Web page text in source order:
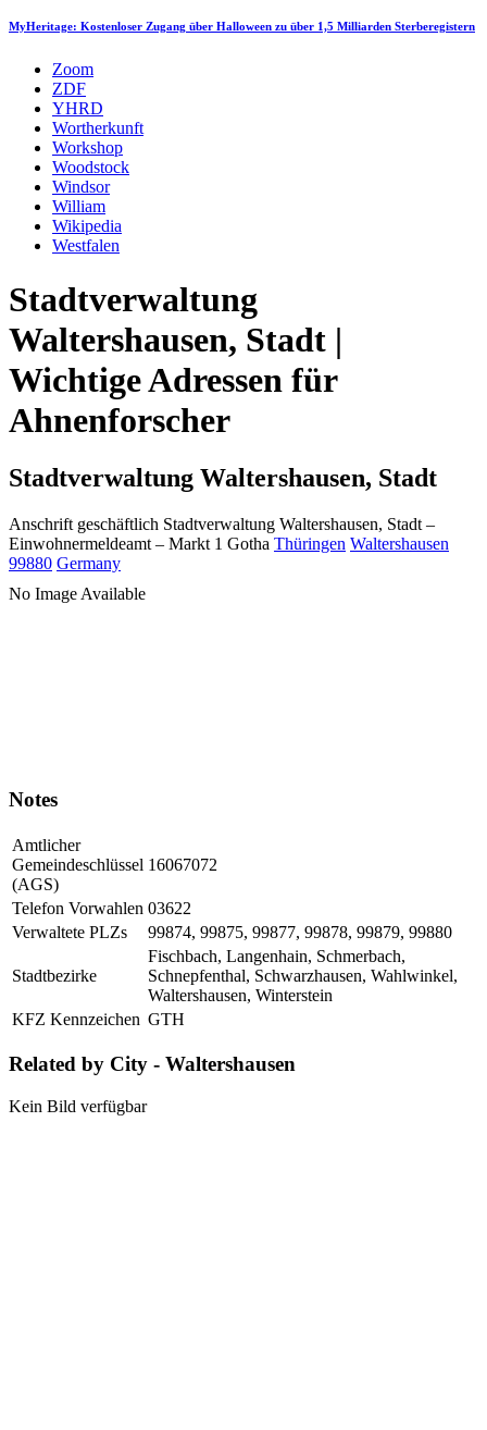
MyHeritage: Kostenloser Zugang über Halloween zu über 1,5 Milliarden Sterberegistern
Zoom
ZDF
YHRD
Wortherkunft
Workshop
Woodstock
Windsor
William
Wikipedia
Westfalen
Stadtverwaltung
Waltershausen, Stadt |
Wichtige Adressen für
Ahnenforscher
Stadtverwaltung Waltershausen, Stadt
Anschrift geschäftlich Stadtverwaltung Waltershausen, Stadt –
Einwohnermeldeamt – Markt 1 Gotha Thüringen Waltershausen
99880 Germany
No Image Available
Notes
Amtlicher
Gemeindeschlüssel
(AGS)
16067072
Telefon Vorwahlen 03622
Verwaltete PLZs
99874, 99875, 99877, 99878, 99879, 99880
Stadtbezirke
Fischbach, Langenhain, Schmerbach,
Schnepfenthal, Schwarzhausen, Wahlwinkel,
Waltershausen, Winterstein
KFZ Kennzeichen GTH
Related by City - Waltershausen
Kein Bild verfügbar